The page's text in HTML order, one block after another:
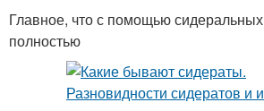
Главное, что с помощью
полностью